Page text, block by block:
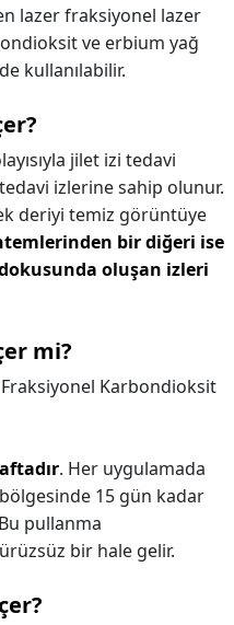
lazer fraksiyonel lazer
ve erbium yağ
kullanılabilir.
jilet izi tedavi
izlerine sahip olunur.
deriyi temiz görüntüye
bir diğeri ise
oluşan izleri
mi?
Fraksiyonel Karbondioksit
. Her uygulamada
15 gün kadar
pullanma
bir hale gelir.